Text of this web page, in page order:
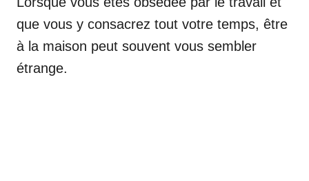
que vous y consacrez tout votre temps, être
à la maison peut souvent vous sembler
étrange.